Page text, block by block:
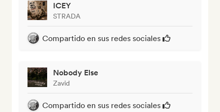
ICEY
STRADA
Compartido en sus redes sociales
Nobody Else
Zavid
Compartido en sus redes sociales